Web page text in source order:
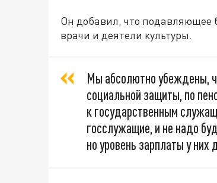
Он добавил, что подавляющее
врачи и деятели культуры.
Мы абсолютно убеждены,
социальной защиты, по
к государственным
госслужащие, и не надо
но уровень зарплаты у